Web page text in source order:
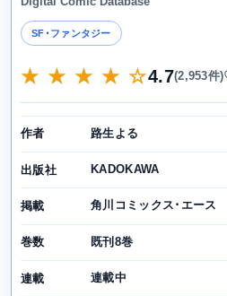
SF･ファンタジー
★ ★ ★ ★ ☆4.7(2,953件)
作者 路生よる
出版社 KADOKAWA
掲載 角川コミックス･エース
巻数 既刊8巻
連載 連載中